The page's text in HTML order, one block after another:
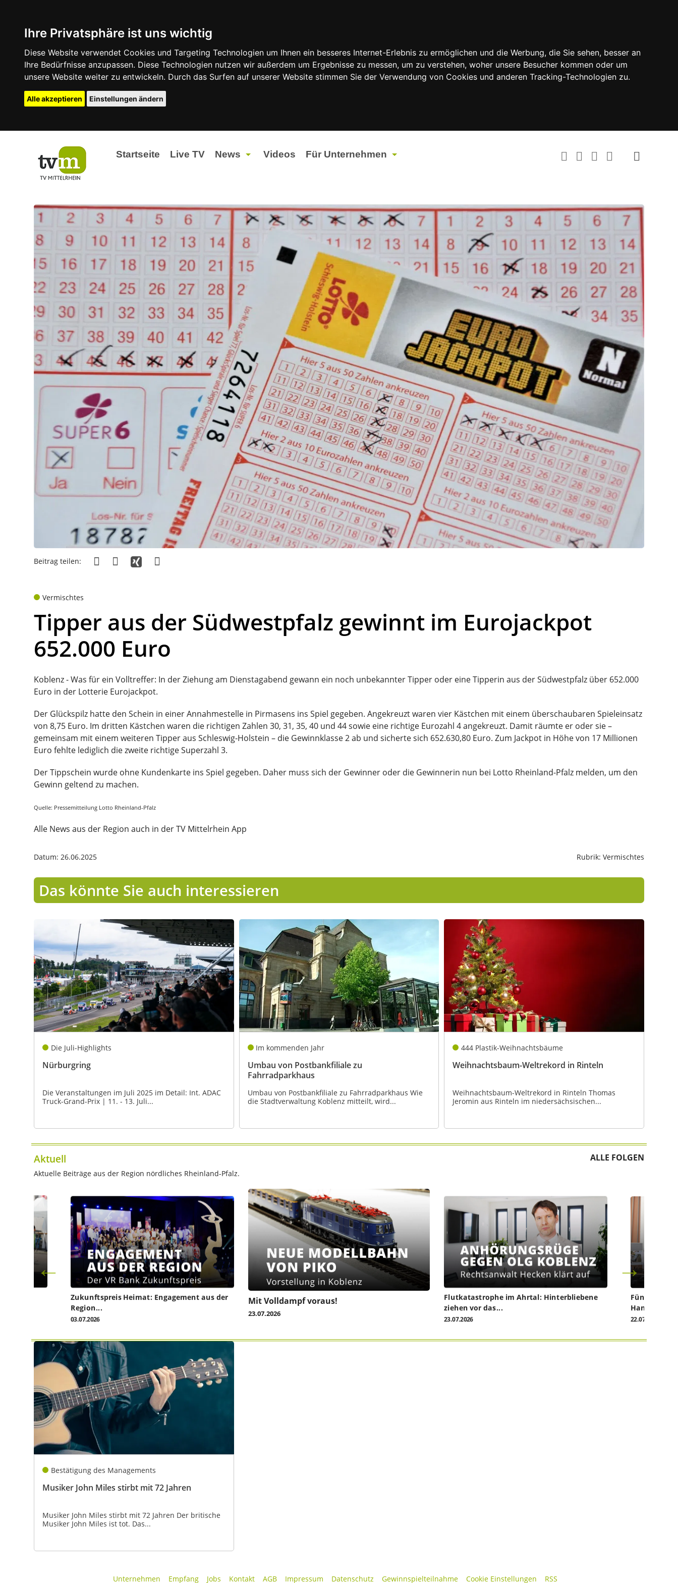
Ihre Privatsphäre ist uns wichtig
Diese Website verwendet Cookies und Targeting Technologien um Ihnen ein besseres Internet-Erlebnis zu ermöglichen und die Werbung, die Sie sehen, besser an
Ihre Bedürfnisse anzupassen. Diese Technologien nutzen wir außerdem um Ergebnisse zu messen, um zu verstehen, woher unsere Besucher kommen oder um
unsere Website weiter zu entwickeln. Durch das Surfen auf unserer Website stimmen Sie der Verwendung von Cookies und anderen Tracking-Technologien zu.
Alle akzeptieren Einstellungen ändern
Startseite Live TV News
Landtagswahlen 2026
Lokales
Partner Content
Sport
Videos Für Unternehmen
Beitrag teilen:
Vermischtes
Tipper aus der Südwestpfalz gewinnt im Eurojackpot
652.000 Euro
Koblenz - Was für ein Volltreffer: In der Ziehung am Dienstagabend gewann ein noch unbekannter Tipper oder eine Tipperin aus der Südwestpfalz über 652.000
Euro in der Lotterie Eurojackpot.
Der Glückspilz hatte den Schein in einer Annahmestelle in Pirmasens ins Spiel gegeben. Angekreuzt waren vier Kästchen mit einem überschaubaren Spieleinsatz
von 8,75 Euro. Im dritten Kästchen waren die richtigen Zahlen 30, 31, 35, 40 und 44 sowie eine richtige Eurozahl 4 angekreuzt. Damit räumte er oder sie –
gemeinsam mit einem weiteren Tipper aus Schleswig-Holstein – die Gewinnklasse 2 ab und sicherte sich 652.630,80 Euro. Zum Jackpot in Höhe von 17 Millionen
Euro fehlte lediglich die zweite richtige Superzahl 3.
Der Tippschein wurde ohne Kundenkarte ins Spiel gegeben. Daher muss sich der Gewinner oder die Gewinnerin nun bei Lotto Rheinland-Pfalz melden, um den
Gewinn geltend zu machen.
Quelle: Pressemitteilung Lotto Rheinland-Pfalz
Alle News aus der Region auch in der TV Mittelrhein App
Datum: 26.06.2025 Rubrik: Vermischtes
Das könnte Sie auch interessieren
Die Juli-Highlights
Nürburgring
Die Veranstaltungen im Juli 2025 im Detail: Int. ADAC
Truck-Grand-Prix | 11. - 13. Juli...
Im kommenden Jahr
Umbau von Postbankfiliale zu
Fahrradparkhaus
Umbau von Postbankfiliale zu Fahrradparkhaus Wie
die Stadtverwaltung Koblenz mitteilt, wird...
444 Plastik-Weihnachtsbäume
Weihnachtsbaum-Weltrekord in Rinteln
Weihnachtsbaum-Weltrekord in Rinteln Thomas
Jeromin aus Rinteln im niedersächsischen...
Aktuell ALLE FOLGEN
Aktuelle Beiträge aus der Region nördliches Rheinland-Pfalz.
Zukunftspreis Heimat: Engagement aus der
Region...
03.07.2026
Mit Volldampf voraus!
23.07.2026
Flutkatastrophe im Ahrtal: Hinterbliebene
ziehen vor das...
23.07.2026
Fünf Jahre
Handwerk...
22.07.2026
Bestätigung des Managements
Musiker John Miles stirbt mit 72 Jahren
Musiker John Miles stirbt mit 72 Jahren Der britische
Musiker John Miles ist tot. Das...
Unternehmen Empfang Jobs Kontakt AGB Impressum Datenschutz Gewinnspielteilnahme Cookie Einstellungen RSS